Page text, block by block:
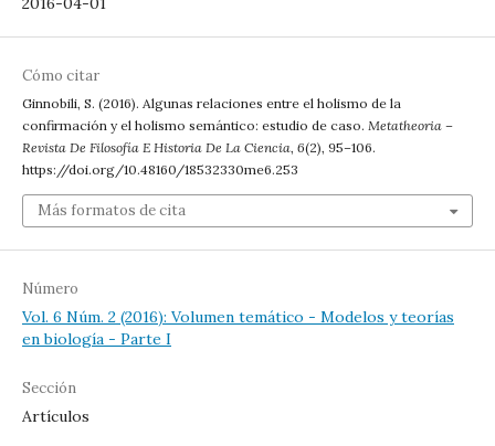
Cómo citar
Ginnobili, S. (2016). Algunas relaciones entre el holismo de la
confirmación y el holismo semántico: estudio de caso. Metatheoria –
Revista De Filosofía E Historia De La Ciencia, 6(2), 95–106.
https://doi.org/10.48160/18532330me6.253
Más formatos de cita
Número
Vol. 6 Núm. 2 (2016): Volumen temático - Modelos y teorías
en biología - Parte I
Sección
Artículos